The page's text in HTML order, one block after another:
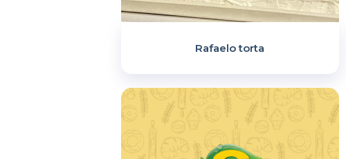
Rafaelo torta